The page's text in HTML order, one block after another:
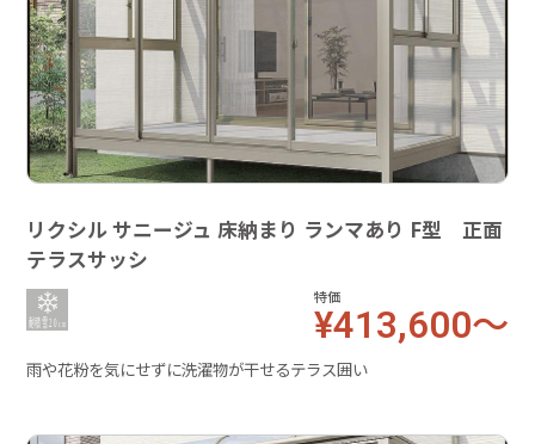
リクシル サニージュ 床納まり ランマあり F型 正面
テラスサッシ
特価
¥413,600～
雨や花粉を気にせずに洗濯物が干せるテラス囲い